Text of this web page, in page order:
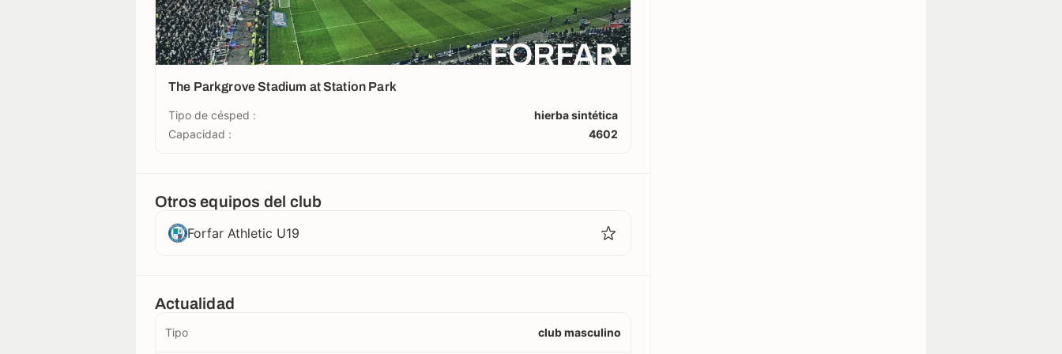
FORFAR
The Parkgrove Stadium at Station Park
Tipo de césped :
hierba sintética
Capacidad :
4602
Otros equipos del club
Forfar Athletic U19
Actualidad
Tipo club masculino